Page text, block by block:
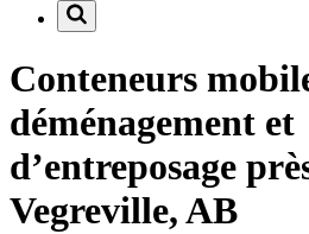
Conteneurs
déménagement et
d’entreposage
Vegreville, AB